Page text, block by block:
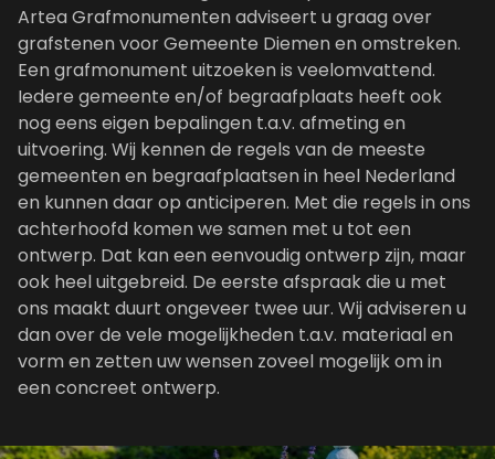
Artea Grafmonumenten adviseert u graag over
grafstenen voor Gemeente Diemen en omstreken.
Een grafmonument uitzoeken is veelomvattend.
Iedere gemeente en/of begraafplaats heeft ook
nog eens eigen bepalingen t.a.v. afmeting en
uitvoering. Wij kennen de regels van de meeste
gemeenten en begraafplaatsen in heel Nederland
en kunnen daar op anticiperen. Met die regels in ons
achterhoofd komen we samen met u tot een
ontwerp. Dat kan een eenvoudig ontwerp zijn, maar
ook heel uitgebreid. De eerste afspraak die u met
ons maakt duurt ongeveer twee uur. Wij adviseren u
dan over de vele mogelijkheden t.a.v. materiaal en
vorm en zetten uw wensen zoveel mogelijk om in
een concreet ontwerp.